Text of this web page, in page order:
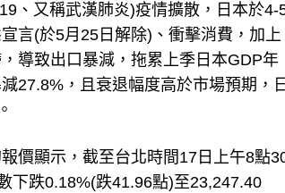
、又稱武漢肺炎)疫情擴散，日本於4-
言(於5月25日解除)、衝擊消費，加上
導致出口暴減，拖累上季日本GDP年
27.8%，且衰退幅度高於市場預期，日
價顯示，截至台北時間17日上午8點
下跌0.18%(跌41.96點)至23,247.40